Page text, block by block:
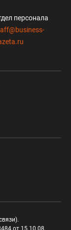
персонала
от 15.10.08.